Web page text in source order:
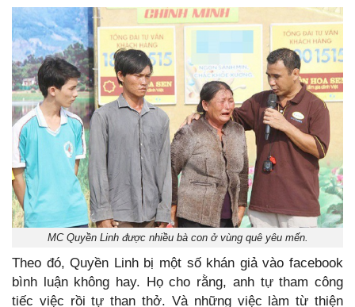
MC Quyền Linh được nhiều bà con ở vùng quê yêu mến.
Theo đó, Quyền Linh bị một số khán giả vào facebook
bình luận không hay. Họ cho rằng, anh tự tham công
tiếc việc rồi tự than thở. Và những việc làm từ thiện